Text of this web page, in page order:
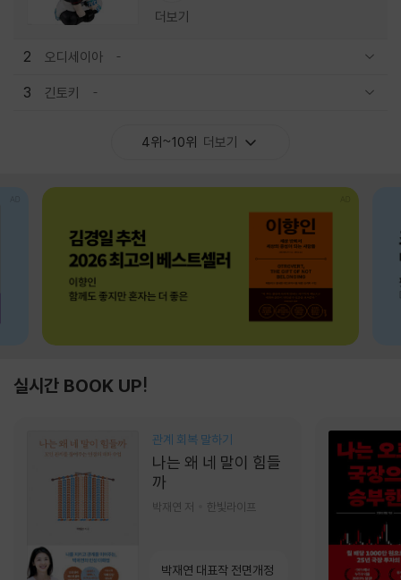
더보기
2 오디세이아
3 긴토키
4위~10위 더보기
실시간 BOOK UP!
관계 회복 말하기
나는 왜 네 말이 힘들
까
박재연 저 한빛라이프
박재연 대표작 전면개정